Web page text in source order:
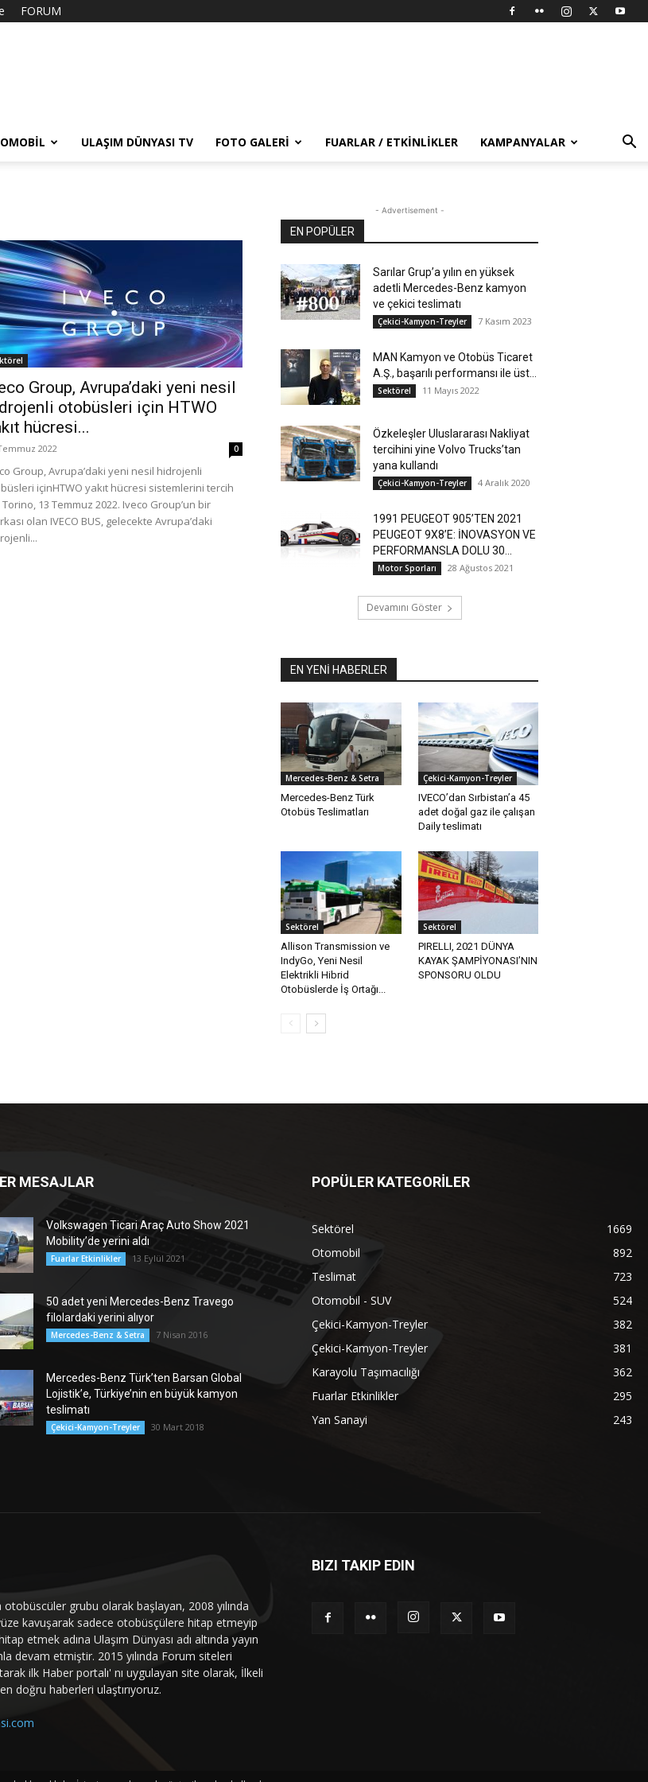
FORUM
ULAŞIM DÜNYASI TV FOTO GALERI FUARLAR / ETKINLIKLER KAMPANYALAR
Group, Avrupa’daki yeni nesil
otobüsleri için HTWO
hücresi...
2022 0
Group, Avrupa’daki yeni nesil hidrojenli
içinHTWO yakıt hücresi sistemlerini tercih
13 Temmuz 2022. Iveco Group’un bir
olan IVECO BUS, gelecekte Avrupa’daki
- Advertisement -
EN POPÜLER
Sarılar Grup’a yılın en yüksek
adetli Mercedes-Benz kamyon
ve çekici teslimatı
Çekici-Kamyon-Treyler 7 Kasım 2023
MAN Kamyon ve Otobüs Ticaret
A.Ş., başarılı performansı ile üst...
Sektörel 11 Mayıs 2022
Özkeleşler Uluslararası Nakliyat
tercihini yine Volvo Trucks’tan
yana kullandı
Çekici-Kamyon-Treyler 4 Aralık 2020
1991 PEUGEOT 905’TEN 2021
PEUGEOT 9X8’E: İNOVASYON VE
PERFORMANSLA DOLU 30...
Motor Sporları 28 Ağustos 2021
Devamını Göster
EN YENİ HABERLER
Mercedes-Benz & Setra
Mercedes-Benz Türk
Otobüs Teslimatları
Çekici-Kamyon-Treyler
IVECO’dan Sırbistan’a 45
adet doğal gaz ile çalışan
Daily teslimatı
Sektörel
Allison Transmission ve
IndyGo, Yeni Nesil
Elektrikli Hibrid
Otobüslerde İş Ortağı...
Sektörel
PIRELLI, 2021 DÜNYA
KAYAK ŞAMPİYONASI’NIN
SPONSORU OLDU
MESAJLAR
Volkswagen Ticari Araç Auto Show 2021
Mobility’de yerini aldı
Fuarlar Etkinlikler 13 Eylül 2021
50 adet yeni Mercedes-Benz Travego
filolardaki yerini alıyor
Mercedes-Benz & Setra 7 Nisan 2016
Mercedes-Benz Türk’ten Barsan Global
Lojistik’e, Türkiye’nin en büyük kamyon
teslimatı
Çekici-Kamyon-Treyler 30 Mart 2018
POPÜLER KATEGORİLER
Sektörel
1669
Otomobil
892
Teslimat
723
Otomobil - SUV
524
Çekici-Kamyon-Treyler
382
Çekici-Kamyon-Treyler
381
Karayolu Taşımacılığı
362
Fuarlar Etkinlikler
295
Yan Sanayi
243
otobüscüler grubu olarak başlayan, 2008 yılında
kavuşarak sadece otobüsçülere hitap etmeyip
etmek adına Ulaşım Dünyası adı altında yayın
devam etmiştir. 2015 yılında Forum siteleri
ilk Haber portalı' nı uygulayan site olarak, İlkeli
doğru haberleri ulaştırıyoruz.
BIZI TAKIP EDIN